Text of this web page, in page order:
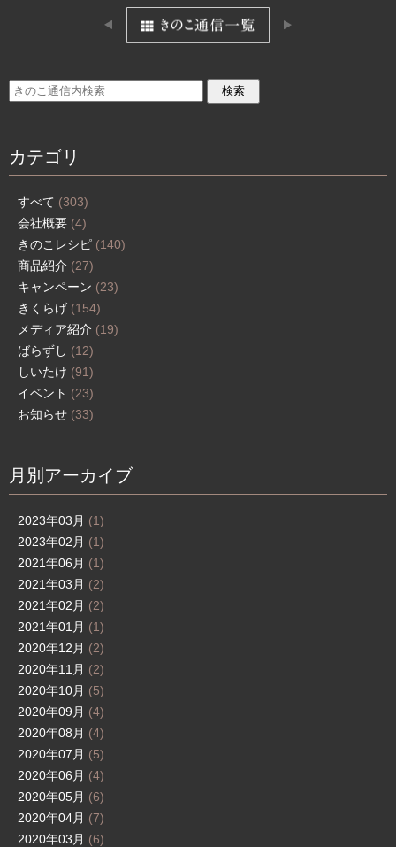
カテゴリ
すべて (303)
会社概要 (4)
きのこレシピ (140)
商品紹介 (27)
キャンペーン (23)
きくらげ (154)
メディア紹介 (19)
ばらずし (12)
しいたけ (91)
イベント (23)
お知らせ (33)
月別アーカイブ
2023年03月 (1)
2023年02月 (1)
2021年06月 (1)
2021年03月 (2)
2021年02月 (2)
2021年01月 (1)
2020年12月 (2)
2020年11月 (2)
2020年10月 (5)
2020年09月 (4)
2020年08月 (4)
2020年07月 (5)
2020年06月 (4)
2020年05月 (6)
2020年04月 (7)
2020年03月 (6)